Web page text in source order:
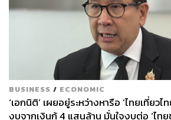
BUSINESS / ECONOMIC
‘เอกนิติ’ เผยอยู่ระหว่างหารือ ‘ไทยเที่ยว
งบจากเงินกู้ 4 แสนล้าน มั่นใจงบต่อ ‘ไท